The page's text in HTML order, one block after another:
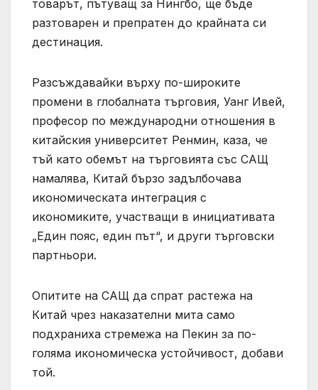
товарът, пътуващ за Нингбо, ще бъде
разтоварен и препратен до крайната си
дестинация.
Разсъждавайки върху по-широките
промени в глобалната търговия, Уанг Ивей,
професор по международни отношения в
китайския университет Ренмин, каза, че
тъй като обемът на търговията със САЩ
намалява, Китай бързо задълбочава
икономическата интеграция с
икономиките, участващи в инициативата
„Един пояс, един път“, и други търговски
партньори.
Опитите на САЩ да спрат растежа на
Китай чрез наказателни мита само
подхраниха стремежа на Пекин за по-
голяма икономическа устойчивост, добави
той.